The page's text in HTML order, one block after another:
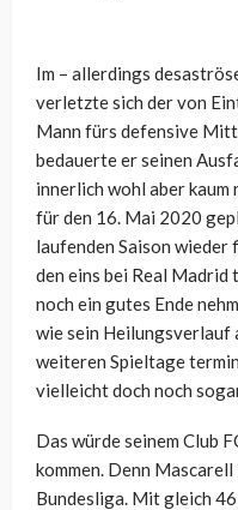
Im – allerdings
verletzte sich der von
Mann fürs defensive
bedauerte er seinen
innerlich wohl aber
für den 16. Mai 2020
laufenden Saison wieder
den eins bei Real
noch ein gutes Ende
wie sein Heilungsverlauf
weiteren Spieltage
vielleicht doch noch
Das würde seinem Club
kommen. Denn
Bundesliga. Mit gleich